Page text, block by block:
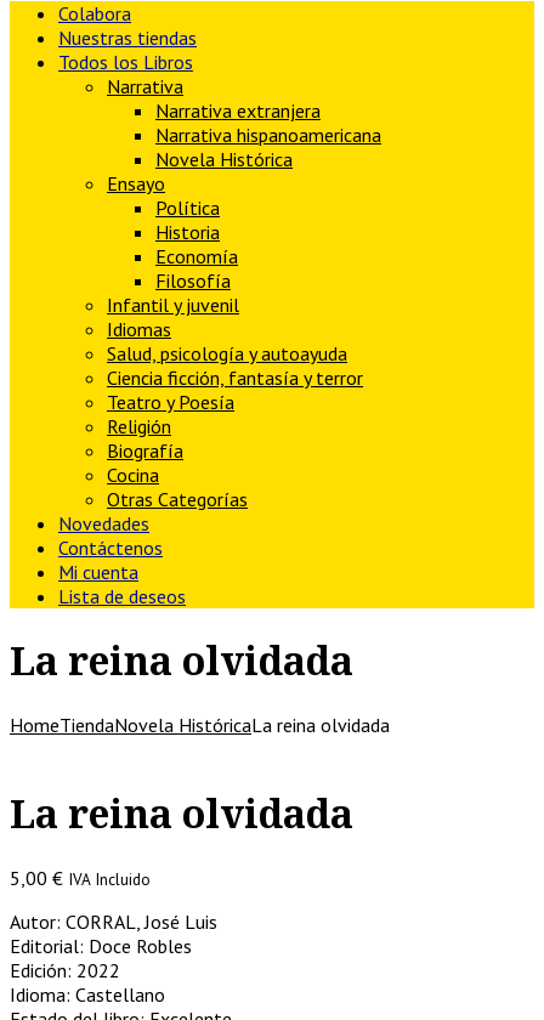
Colabora
Nuestras tiendas
Todos los Libros
Narrativa
Narrativa extranjera
Narrativa hispanoamericana
Novela Histórica
Ensayo
Política
Historia
Economía
Filosofía
Infantil y juvenil
Idiomas
Salud, psicología y autoayuda
Ciencia ficción, fantasía y terror
Teatro y Poesía
Religión
Biografía
Cocina
Otras Categorías
Novedades
Contáctenos
Mi cuenta
Lista de deseos
La reina olvidada
HomeTiendaNovela HistóricaLa reina olvidada
La reina olvidada
5,00 € IVA Incluido
Autor: CORRAL, José Luis
Editorial: Doce Robles
Edición: 2022
Idioma: Castellano